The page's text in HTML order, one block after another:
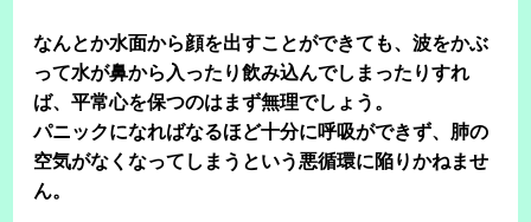
なんとか水面から顔を出すことができても、波をかぶ
って水が鼻から入ったり飲み込んでしまったりすれ
ば、平常心を保つのはまず無理でしょう。
パニックになればなるほど十分に呼吸ができず、肺の
空気がなくなってしまうという悪循環に陥りかねませ
ん。